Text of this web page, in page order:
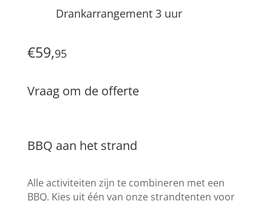
Drankarrangement 3 uur
€59,95
Vraag om de offerte
BBQ aan het strand
Alle activiteiten zijn te combineren met een
BBQ. Kies uit één van onze strandtenten voor